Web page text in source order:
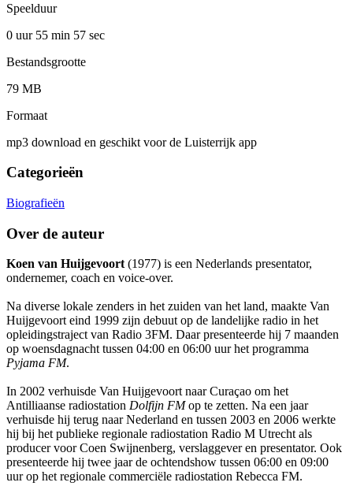
Speelduur
0 uur 55 min 57 sec
Bestandsgrootte
79 MB
Formaat
mp3 download en geschikt voor de Luisterrijk app
Categorieën
Biografieën
Over de auteur
Koen van Huijgevoort(1977) is een Nederlands presentator,
ondernemer, coach en voice-over.
Na diverse lokale zenders in het zuiden van het land, maakte Van
Huijgevoort eind 1999 zijn debuut op de landelijke radio in het
opleidingstraject van Radio 3FM. Daar presenteerde hij 7 maanden
op woensdagnacht tussen 04:00 en 06:00 uur het programma
Pyjama FM.
In 2002 verhuisde Van Huijgevoort naar Curaçao om het
Antilliaanse radiostation Dolfijn FMop te zetten. Na een jaar
verhuisde hij terug naar Nederland en tussen 2003 en 2006 werkte
hij bij het publieke regionale radiostation Radio M Utrecht als
producer voor Coen Swijnenberg, verslaggever en presentator. Ook
presenteerde hij twee jaar de ochtendshow tussen 06:00 en 09:00
uur op het regionale commerciële radiostation Rebecca FM.